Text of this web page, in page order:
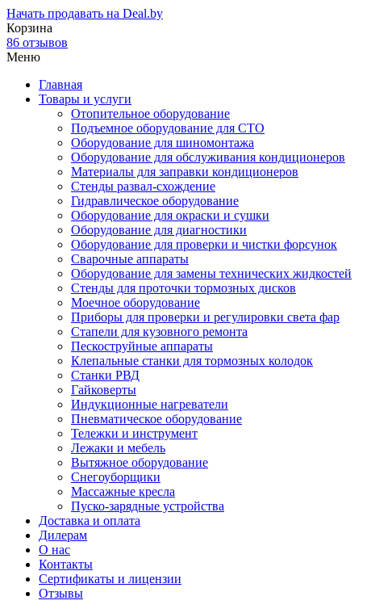
Начать продавать на Deal.by
Корзина
86 отзывов
Меню
Главная
Товары и услуги
Отопительное оборудование
Подъемное оборудование для СТО
Оборудование для шиномонтажа
Оборудование для обслуживания кондиционеров
Материалы для заправки кондиционеров
Стенды развал-схождение
Гидравлическое оборудование
Оборудование для окраски и сушки
Оборудование для диагностики
Оборудование для проверки и чистки форсунок
Сварочные аппараты
Оборудование для замены технических жидкостей
Стенды для проточки тормозных дисков
Моечное оборудование
Приборы для проверки и регулировки света фар
Стапели для кузовного ремонта
Пескоструйные аппараты
Клепальные станки для тормозных колодок
Станки РВД
Гайковерты
Индукционные нагреватели
Пневматическое оборудование
Тележки и инструмент
Лежаки и мебель
Вытяжное оборудование
Снегоуборщики
Массажные кресла
Пуско-зарядные устройства
Доставка и оплата
Дилерам
О нас
Контакты
Сертификаты и лицензии
Отзывы